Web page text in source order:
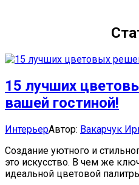
15 лучших
вашей гостиной!
Categories:
ИнтерьерАвтор: Author
Вакарчук
Создание уютного и
это искусство. В чем же
идеальной цветовой